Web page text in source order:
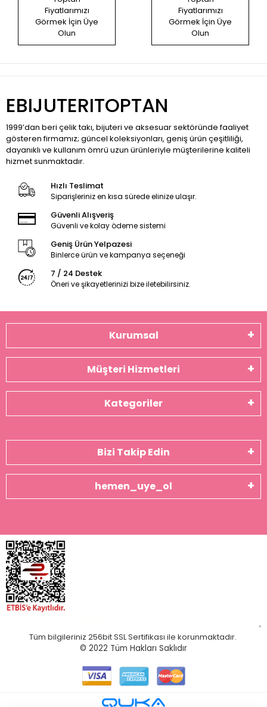
Fiyatlarımızı
Görmek İçin Üye
Olun
Fiyatlarımızı
Görmek İçin Üye
Olun
EBIJUTERITOPTAN
1999’dan beri çelik takı, bijuteri ve aksesuar sektöründe faaliyet
gösteren firmamız; güncel koleksiyonları, geniş ürün çeşitliliği,
dayanıklı ve kullanım ömrü uzun ürünleriyle müşterilerine kaliteli
hizmet sunmaktadır.
Hızlı Teslimat
Siparişleriniz en kısa sürede elinize ulaşır.
Güvenli Alışveriş
Güvenli ve kolay ödeme sistemi
Geniş Ürün Yelpazesi
Binlerce ürün ve kampanya seçeneği
7 / 24 Destek
Öneri ve şikayetlerinizi bize iletebilirsiniz.
Kurumsal
Müşteri Hizmetleri
Kategoriler
Bizi Takip Edin
hemen_uye_ol
Tüm bilgileriniz 256bit SSL Sertifikası ile korunmaktadır.
© 2022 Tüm Hakları Saklıdır